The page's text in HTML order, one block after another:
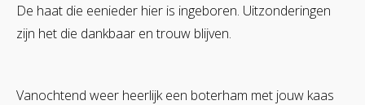
De haat die eenieder hier is ingeboren. Uitzonderingen
zijn het die dankbaar en trouw blijven.
Vanochtend weer heerlijk een boterham met jouw kaas